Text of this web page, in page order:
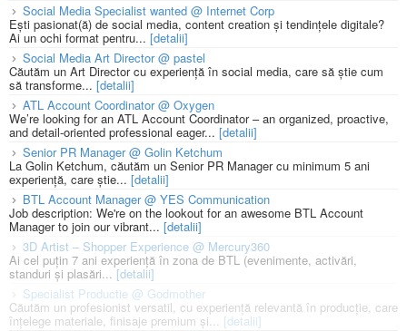
Social Media Specialist wanted @ Internet Corp
Ești pasionat(ă) de social media, content creation și tendințele digitale?
Ai un ochi format pentru... [detalii]
Social Media Art Director @ pastel
Căutăm un Art Director cu experiență în social media, care să știe cum
să transforme... [detalii]
ATL Account Coordinator @ Oxygen
We’re looking for an ATL Account Coordinator – an organized, proactive,
and detail-oriented professional eager... [detalii]
Senior PR Manager @ Golin Ketchum
La Golin Ketchum, căutăm un Senior PR Manager cu minimum 5 ani
experiență, care știe... [detalii]
BTL Account Manager @ YES Communication
Job description: We're on the lookout for an awesome BTL Account
Manager to join our vibrant... [detalii]
3D Artist – Shopper Experience @ Mercury360
Ai cel puțin 7 ani experiență în zona de BTL (evenimente, activări,
standuri și plasări... [detalii]
Specialist Productie @ Godmother
Căutăm un profesionist versatil, cu experiență relevantă în producție, care
înțelege materiale, finisaje premium și... [detalii]